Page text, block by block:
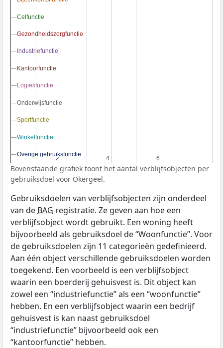
2
2 4
4 6
6
Celfunctie
Celfunctie
Gezondheidszorgfunctie
Gezondheidszorgfunctie
Industriefunctie
Industriefunctie
Kantoorfunctie
Kantoorfunctie
Logiesfunctie
Logiesfunctie
Onderwijsfunctie
Onderwijsfunctie
Sportfunctie
Sportfunctie
Winkelfunctie
Winkelfunctie
Overige gebruiksfunctie
Overige gebruiksfunctie
Bovenstaande grafiek toont het aantal verblijfsobjecten per
gebruiksdoel voor Okergeel.
Gebruiksdoelen van verblijfsobjecten zijn onderdeel
van de BAG registratie. Ze geven aan hoe een
verblijfsobject wordt gebruikt. Een woning heeft
bijvoorbeeld als gebruiksdoel de “Woonfunctie”. Voor
de gebruiksdoelen zijn 11 categorieën gedefinieerd.
Aan één object verschillende gebruiksdoelen worden
toegekend. Een voorbeeld is een verblijfsobject
waarin een boerderij gehuisvest is. Dit object kan
zowel een “industriefunctie” als een “woonfunctie”
hebben. En een verblijfsobject waarin een bedrijf
gehuisvest is kan naast gebruiksdoel
“industriefunctie” bijvoorbeeld ook een
“kantoorfunctie” hebben.